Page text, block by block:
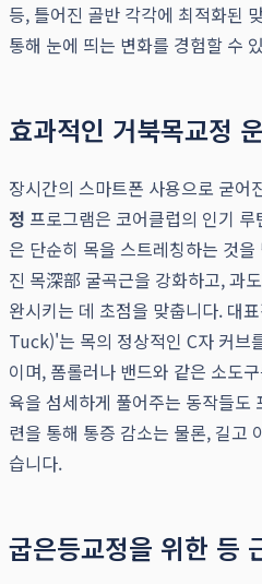
등, 틀어진 골반 각각에 최적화된
통해 눈에 띄는 변화를 경험할 수
효과적인 거북목교정
장시간의 스마트폰 사용으로 굳어
정 프로그램은 코어클럽의 인기
은 단순히 목을 스트레칭하는 것
진 목深部 굴곡근을 강화하고, 과
완시키는 데 초점을 맞춥니다. 대
Tuck)'는 목의 정상적인 C자 커브
이며, 폼롤러나 밴드와 같은 소도
육을 섬세하게 풀어주는 동작들도
련을 통해 통증 감소는 물론, 길고
습니다.
굽은등교정을 위한 등